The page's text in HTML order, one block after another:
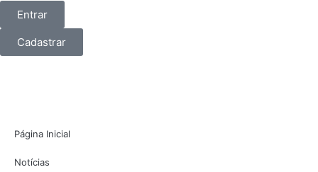
Entrar
Cadastrar
Página Inicial
Notícias